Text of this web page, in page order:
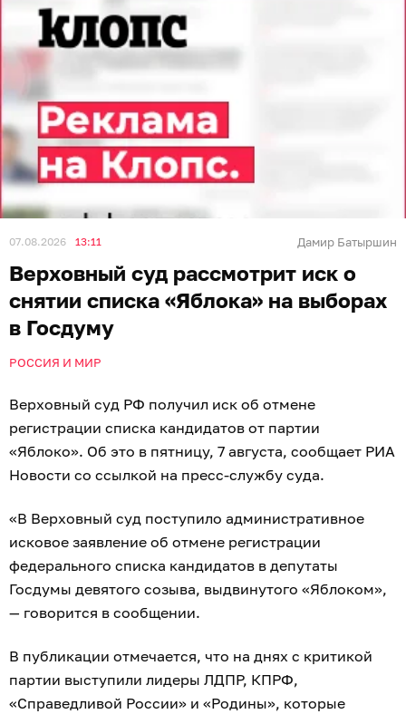
07.08.2026 13:11 Дамир Батыршин
Верховный суд рассмотрит иск о
снятии списка «Яблока» на выборах
в Госдуму
РОССИЯ И МИР
Верховный суд РФ получил иск об отмене
регистрации списка кандидатов от партии
«Яблоко». Об это в пятницу, 7 августа, сообщает РИА
Новости со ссылкой на пресс-службу суда.
«В Верховный суд поступило административное
исковое заявление об отмене регистрации
федерального списка кандидатов в депутаты
Госдумы девятого созыва, выдвинутого «Яблоком»,
— говорится в сообщении.
В публикации отмечается, что на днях с критикой
партии выступили лидеры ЛДПР, КПРФ,
«Справедливой России» и «Родины», которые